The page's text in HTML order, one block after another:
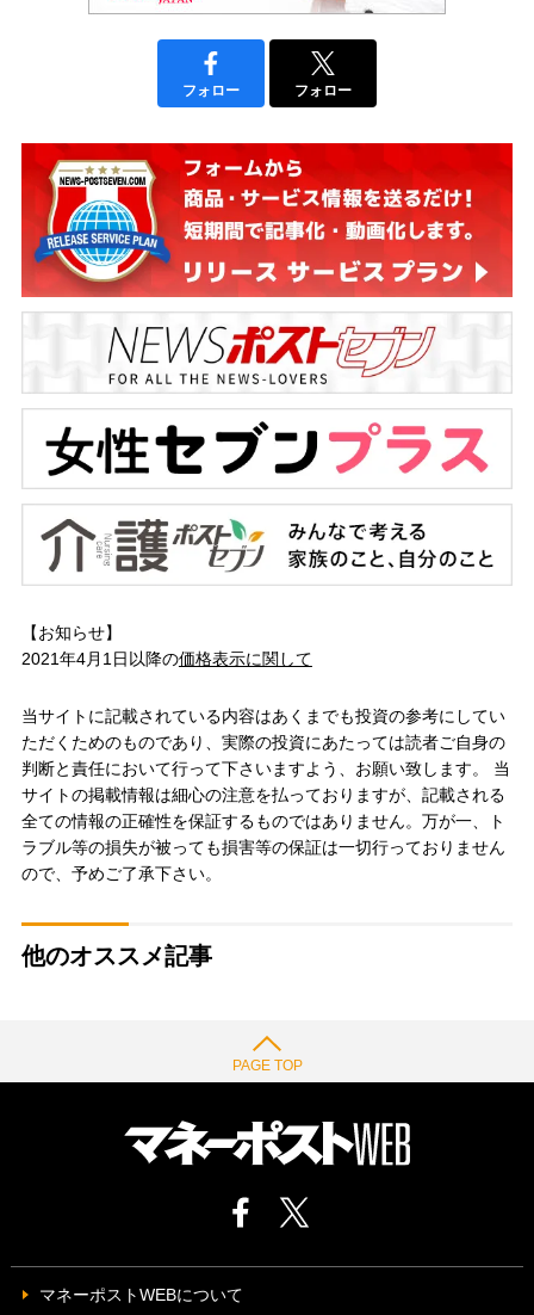
フォロー フォロー
【お知らせ】
2021年4月1日以降の価格表示に関して
当サイトに記載されている内容はあくまでも投資の参考にしてい
ただくためのものであり、実際の投資にあたっては読者ご自身の
判断と責任において行って下さいますよう、お願い致します。 当
サイトの掲載情報は細心の注意を払っておりますが、記載される
全ての情報の正確性を保証するものではありません。万が一、ト
ラブル等の損失が被っても損害等の保証は一切行っておりません
ので、予めご了承下さい。
他のオススメ記事
PAGE TOP
マネーポストWEBについて